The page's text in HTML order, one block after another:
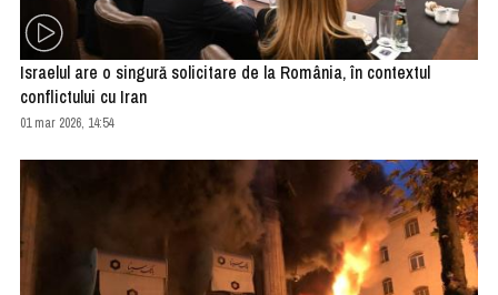
Israelul are o singură solicitare de la România, în contextul
conflictului cu Iran
01 mar 2026, 14:54